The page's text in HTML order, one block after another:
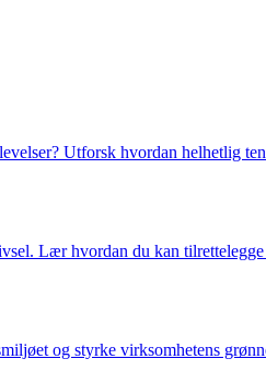
Utforsk hvordan helhetlig
Lær hvordan du kan
og styrke virksomhetens